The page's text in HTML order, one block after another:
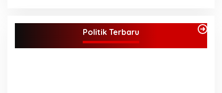
Bupati (Mus).
Politik Terbaru
Wakil Bupati Merangin Terpilih
7 Februari 2025